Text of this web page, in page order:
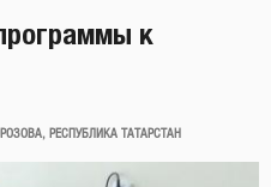
к
РЕСПУБЛИКА ТАТАРСТАН